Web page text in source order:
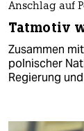
Anschlag auf
Tatmotiv
Zusammen
polnischer
Regierung